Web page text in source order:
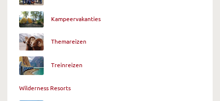
Kampeervakanties
Themareizen
Treinreizen
Wilderness Resorts